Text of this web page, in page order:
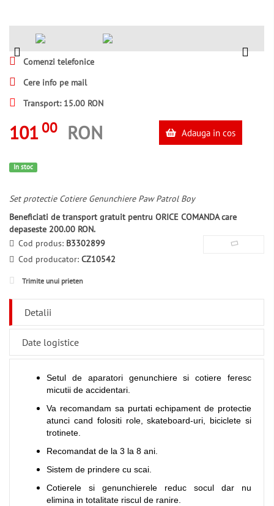
Comenzi telefonice
Cere info pe mail
Transport: 15.00 RON
101 00 RON Adauga in cos
In stoc
Set protectie Cotiere Genunchiere Paw Patrol Boy
Beneficiati de transport gratuit pentru ORICE COMANDA care
depaseste 200.00 RON.
Cod produs: B3302899
Cod producator: CZ10542
Trimite unui prieten
Detalii
Date logistice
Setul de aparatori genunchiere si cotiere feresc
micutii de accidentari.
Va recomandam sa purtati echipament de protectie
atunci cand folositi role, skateboard-uri, biciclete si
trotinete.
Recomandat de la 3 la 8 ani.
Sistem de prindere cu scai.
Cotierele si genunchierele reduc socul dar nu
elimina in totalitate riscul de ranire.